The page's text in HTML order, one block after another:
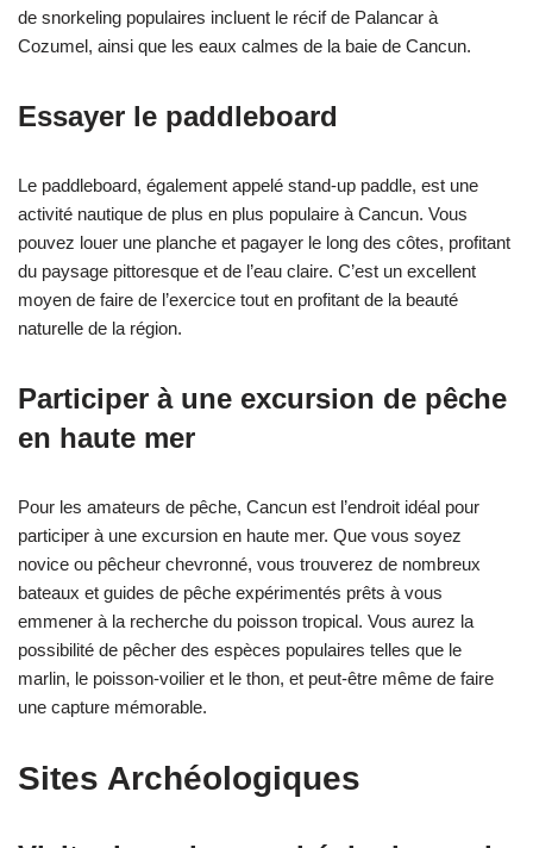
de snorkeling populaires incluent le récif de Palancar à
Cozumel, ainsi que les eaux calmes de la baie de Cancun.
Essayer le paddleboard
Le paddleboard, également appelé stand-up paddle, est une
activité nautique de plus en plus populaire à Cancun. Vous
pouvez louer une planche et pagayer le long des côtes, profitant
du paysage pittoresque et de l’eau claire. C’est un excellent
moyen de faire de l’exercice tout en profitant de la beauté
naturelle de la région.
Participer à une excursion de pêche
en haute mer
Pour les amateurs de pêche, Cancun est l’endroit idéal pour
participer à une excursion en haute mer. Que vous soyez
novice ou pêcheur chevronné, vous trouverez de nombreux
bateaux et guides de pêche expérimentés prêts à vous
emmener à la recherche du poisson tropical. Vous aurez la
possibilité de pêcher des espèces populaires telles que le
marlin, le poisson-voilier et le thon, et peut-être même de faire
une capture mémorable.
Sites Archéologiques